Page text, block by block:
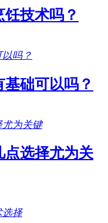
技术吗？
础可以吗？
点选择尤为关